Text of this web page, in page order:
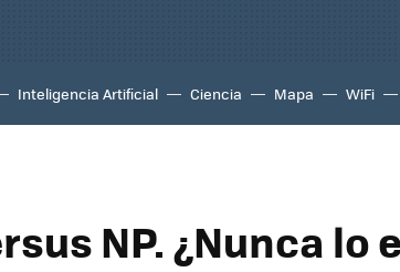
Inteligencia Artificial Ciencia Mapa WiFi
NP. ¿Nunca lo